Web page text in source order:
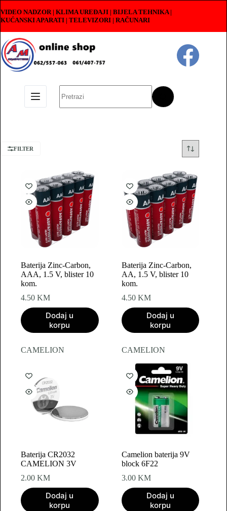
to
content
VIDEO NADZOR | KLIMA UREĐAJI | BIJELA TEHNIKA |
KUĆANSKI APARATI | TELEVIZORI | RAČUNARI
results
FILTER
Baterija Zinc-Carbon,
AAA, 1.5 V, blister 10
kom.
4.50 KM
Dodaj u
korpu
Baterija Zinc-Carbon,
AA, 1.5 V, blister 10
kom.
4.50 KM
Dodaj u
korpu
CAMELION
Baterija CR2032
CAMELION 3V
2.00 KM
Dodaj u
korpu
CAMELION
Camelion baterija 9V
block 6F22
3.00 KM
Dodaj u
korpu